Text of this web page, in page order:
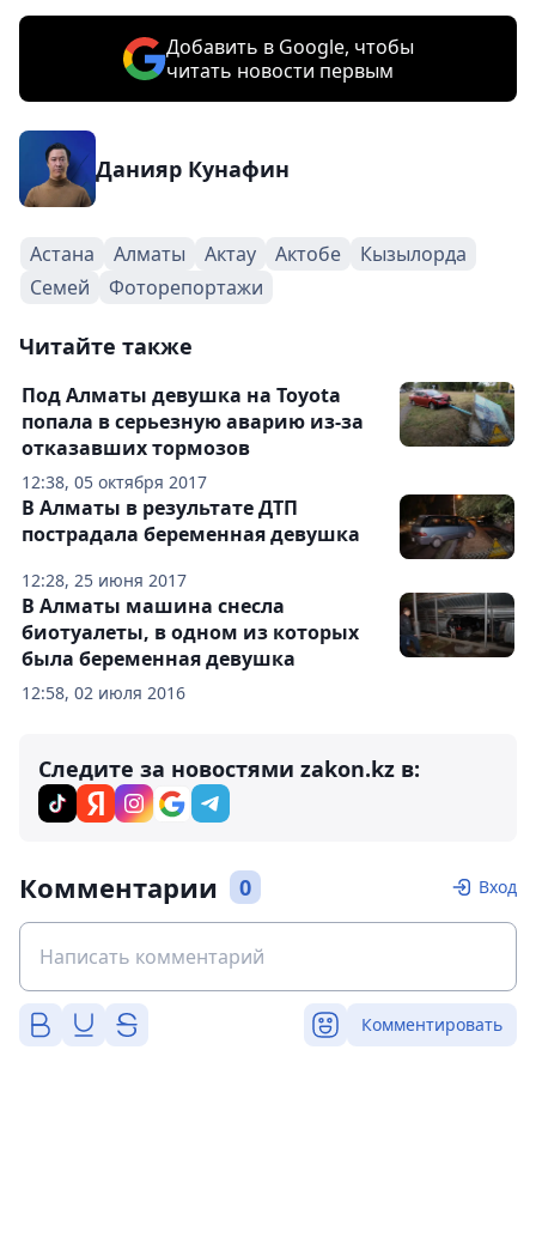
Добавить в Google, чтобы
читать новости первым
Данияр Кунафин
Астана Алматы Актау Актобе
Кызылорда
Семей
Фоторепортажи
Читайте также
12:38, 05 октября 2017
Под Алматы девушка на Toyota
попала в серьезную аварию из-за
отказавших тормозов
12:28, 25 июня 2017
В Алматы в результате ДТП
пострадала беременная девушка
12:58, 02 июля 2016
В Алматы машина снесла
биотуалеты, в одном из которых
была беременная девушка
Следите за новостями zakon.kz в:
Комментарии 0 Вход
Комментировать